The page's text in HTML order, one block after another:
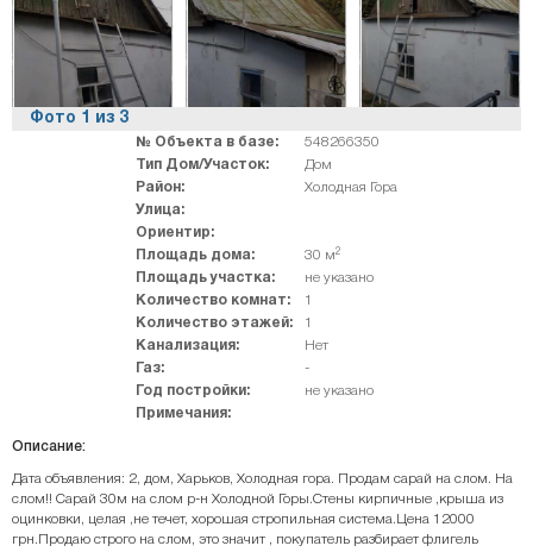
Фото 1 из 3
№ Объекта в базе:
548266350
Тип Дом/Участок:
Дом
Район:
Холодная Гора
Улица:
Ориентир:
Площадь дома:
30 м2
Площадь участка:
не указано
Количество комнат:
1
Количество этажей:
1
Канализация:
Нет
Газ:
-
Год постройки:
не указано
Примечания:
Описание:
Дата объявления: 2, дом, Харьков, Холодная гора. Продам сарай на слом. На
слом!! Сарай 30м на слом р-н Холодной Горы.Стены кирпичные ,крыша из
оцинковки, целая ,не течет, хорошая стропильная система.Цена 12000
грн.Продаю строго на слом, это значит , покупатель разбирает флигель